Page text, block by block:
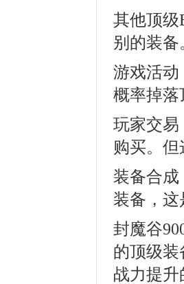
其他顶级
别的装备
游戏活动
概率掉落
玩家交易
购买。
装备合成
装备，
封魔谷
的顶级
战力提